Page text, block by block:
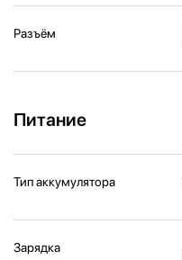
Разъём
Питание
Тип аккумулятора
Зарядка